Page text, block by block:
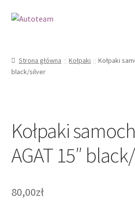
Przejdź
Przejdź
Koszyk
Polityka prywatności
RODO
Strona główna Kołpaki
Kołpaki
black/silver
Kołpaki
AGAT 15″
80,00zł